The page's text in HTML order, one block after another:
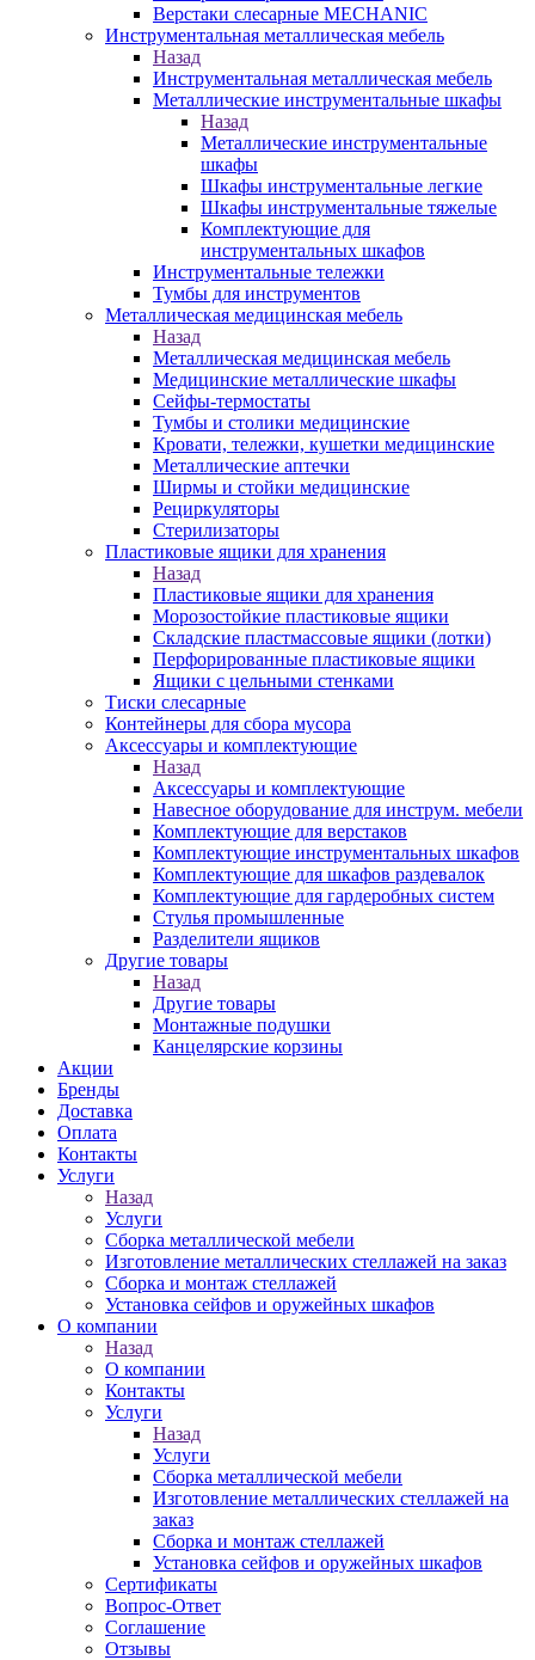
Верстаки слесарные MECHANIC
Инструментальная металлическая мебель
Назад
Инструментальная металлическая мебель
Металлические инструментальные шкафы
Назад
Металлические инструментальные
шкафы
Шкафы инструментальные легкие
Шкафы инструментальные тяжелые
Комплектующие для
инструментальных шкафов
Инструментальные тележки
Тумбы для инструментов
Металлическая медицинская мебель
Назад
Металлическая медицинская мебель
Медицинские металлические шкафы
Сейфы-термостаты
Тумбы и столики медицинские
Кровати, тележки, кушетки медицинские
Металлические аптечки
Ширмы и стойки медицинские
Рециркуляторы
Стерилизаторы
Пластиковые ящики для хранения
Назад
Пластиковые ящики для хранения
Морозостойкие пластиковые ящики
Складские пластмассовые ящики (лотки)
Перфорированные пластиковые ящики
Ящики с цельными стенками
Тиски слесарные
Контейнеры для сбора мусора
Аксессуары и комплектующие
Назад
Аксессуары и комплектующие
Навесное оборудование для инструм. мебели
Комплектующие для верстаков
Комплектующие инструментальных шкафов
Комплектующие для шкафов раздевалок
Комплектующие для гардеробных систем
Стулья промышленные
Разделители ящиков
Другие товары
Назад
Другие товары
Монтажные подушки
Канцелярские корзины
Акции
Бренды
Доставка
Оплата
Контакты
Услуги
Назад
Услуги
Сборка металлической мебели
Изготовление металлических стеллажей на заказ
Сборка и монтаж стеллажей
Установка сейфов и оружейных шкафов
О компании
Назад
О компании
Контакты
Услуги
Назад
Услуги
Сборка металлической мебели
Изготовление металлических стеллажей на
заказ
Сборка и монтаж стеллажей
Установка сейфов и оружейных шкафов
Сертификаты
Вопрос-Ответ
Соглашение
Отзывы